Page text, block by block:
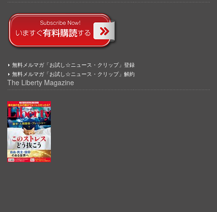
無料メルマガ「お試し☆ニュース・クリップ」登録
無料メルマガ「お試し☆ニュース・クリップ」解約
The Liberty Magazine